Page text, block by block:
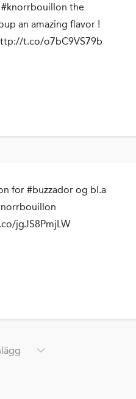
the
an amazing flavor !
t.co/o7bC9VS79b
for #buzzador og bl.a
jgJS8PmjLW